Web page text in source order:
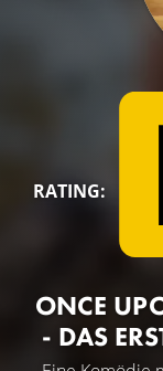
RATING:
ONCE
- DAS